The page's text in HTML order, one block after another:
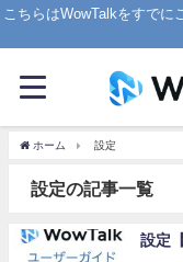
こちらはWowTalkをすでに
ホーム 設定
設定の記事一覧
設定